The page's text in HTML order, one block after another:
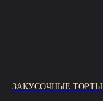
ЗАКУСОЧНЫЕ ТОРТЫ